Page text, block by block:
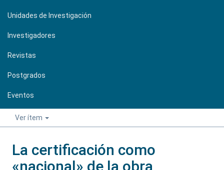
Unidades de Investigación
Investigadores
Revistas
Postgrados
Eventos
Ver ítem
La certificación como
«nacional» de la obra